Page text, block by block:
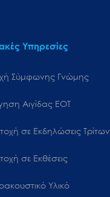
Υπηρεσίες
Σύμφωνης Γνώμης
Αιγίδας ΕΟΤ
σε Εκδηλώσεις Τρίτων
σε Εκθέσεις
Υλικό